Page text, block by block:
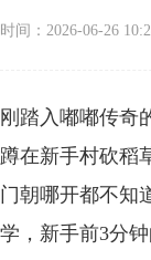
时间：2026-06-26
刚踏入嘟嘟传奇
蹲在新手村砍稻
门朝哪开都不知
学，新手前3分